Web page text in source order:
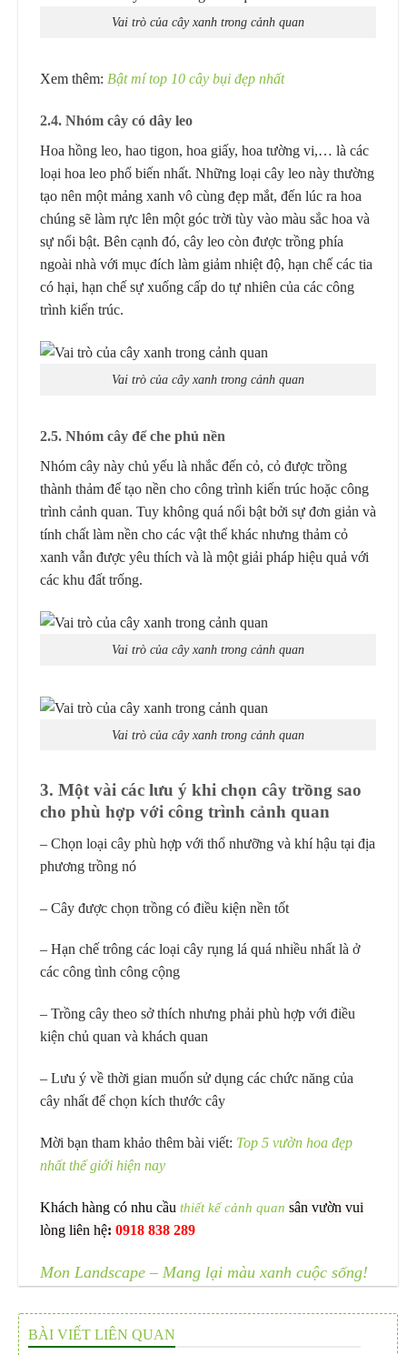
Vai trò của cây xanh trong cảnh quan
Xem thêm: Bật mí top 10 cây bụi đẹp nhất
2.4. Nhóm cây có dây leo
Hoa hồng leo, hao tigon, hoa giấy, hoa tường vi,… là các
loại hoa leo phổ biến nhất. Những loại cây leo này thường
tạo nên một mảng xanh vô cùng đẹp mắt, đến lúc ra hoa
chúng sẽ làm rực lên một góc trời tùy vào màu sắc hoa và
sự nổi bật. Bên cạnh đó, cây leo còn được trồng phía
ngoài nhà với mục đích làm giảm nhiệt độ, hạn chế các tia
có hại, hạn chế sự xuống cấp do tự nhiên của các công
trình kiến trúc.
Vai trò của cây xanh trong cảnh quan
2.5. Nhóm cây để che phủ nền
Nhóm cây này chủ yếu là nhắc đến cỏ, cỏ được trồng
thành thảm để tạo nền cho công trình kiến trúc hoặc công
trình cảnh quan. Tuy không quá nổi bật bởi sự đơn giản và
tính chất làm nền cho các vật thể khác nhưng thảm cỏ
xanh vẫn được yêu thích và là một giải pháp hiệu quả với
các khu đất trống.
Vai trò của cây xanh trong cảnh quan
Vai trò của cây xanh trong cảnh quan
3. Một vài các lưu ý khi chọn cây trồng sao
cho phù hợp với công trình cảnh quan
– Chọn loại cây phù hợp với thổ nhưỡng và khí hậu tại địa
phương trồng nó
– Cây được chọn trồng có điều kiện nền tốt
– Hạn chế trông các loại cây rụng lá quá nhiều nhất là ở
các công tình công cộng
– Trồng cây theo sở thích nhưng phải phù hợp với điều
kiện chủ quan và khách quan
– Lưu ý về thời gian muốn sử dụng các chức năng của
cây nhất để chọn kích thước cây
Mời bạn tham khảo thêm bài viết: Top 5 vườn hoa đẹp
nhất thế giới hiện nay
Khách hàng có nhu cầu thiết kế cảnh quan sân vườn vui
lòng liên hệ: 0918 838 289
Mon Landscape – Mang lại màu xanh cuộc sống!
BÀI VIẾT LIÊN QUAN